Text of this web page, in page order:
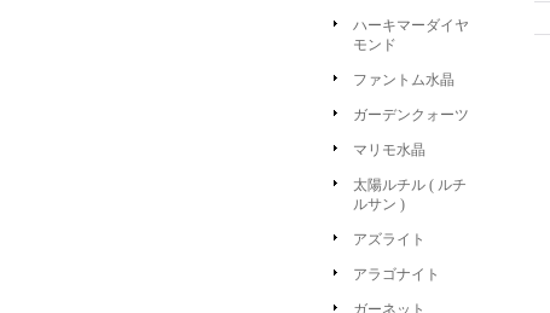
ハーキマーダイヤ
モンド
ファントム水晶
ガーデンクォーツ
マリモ水晶
太陽ルチル ( ルチ
ルサン )
アズライト
アラゴナイト
ガーネット